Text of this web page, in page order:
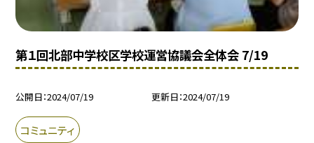
第１回北部中学校区学校運営協議会全体会 7/19
公開日 2024/07/19 更新日 2024/07/19
コミュニティ